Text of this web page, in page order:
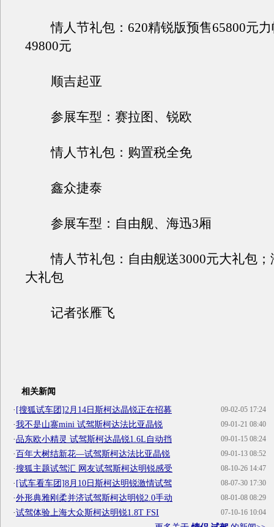
情人节礼包：620精锐版预售65800元力
49800元
顺吉起亚
参展车型：赛拉图、锐欧
情人节礼包：购置税全免
鑫众捷泰
参展车型：自由舰、海迅3厢
情人节礼包：自由舰送3000元大礼包；
大礼包
记者张雁飞
相关新闻
09-02-05 17:24
·[搜狐试车团]2月14日斯柯达晶锐正在招募
09-01-21 08:40
·我不是山寨mini 试驾斯柯达法比亚晶锐
09-01-15 08:24
·品东欧小精灵 试驾斯柯达晶锐1.6L自动挡
09-01-13 08:52
·百年大树结新花—试驾斯柯达法比亚晶锐
08-10-26 14:47
·搜狐主题试驾汇 网友试驾斯柯达明锐感受
08-07-30 17:30
·[试车看车团]8月10日斯柯达明锐激情试驾
08-01-08 08:29
·外形典雅刚柔并济试驾斯柯达明锐2.0手动
07-10-16 10:04
·试驾体验上海大众斯柯达明锐1.8T FSI